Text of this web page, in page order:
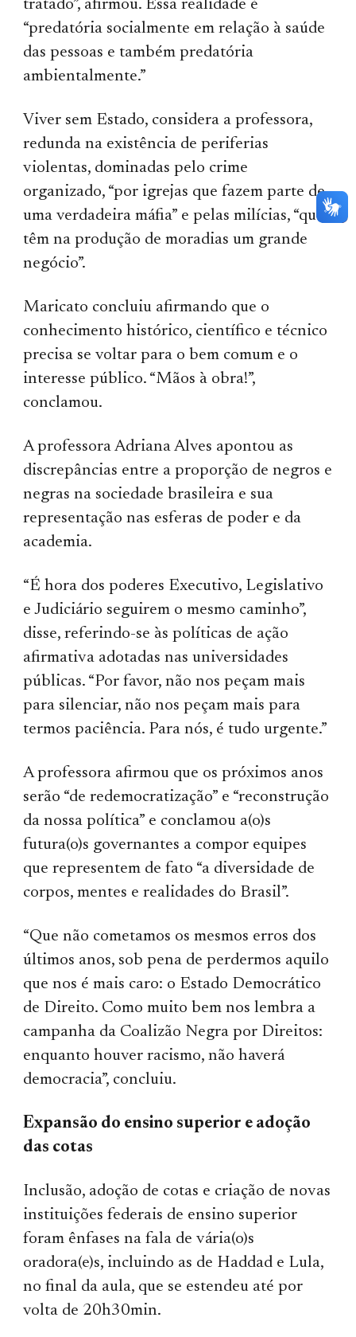
tratado”, afirmou. Essa realidade é
“predatória socialmente em relação à saúde
das pessoas e também predatória
ambientalmente.”
Viver sem Estado, considera a professora,
redunda na existência de periferias
violentas, dominadas pelo crime
organizado, “por igrejas que fazem parte de
uma verdadeira máfia” e pelas milícias, “que
têm na produção de moradias um grande
negócio”.
Maricato concluiu afirmando que o
conhecimento histórico, científico e técnico
precisa se voltar para o bem comum e o
interesse público. “Mãos à obra!”,
conclamou.
A professora Adriana Alves apontou as
discrepâncias entre a proporção de negros e
negras na sociedade brasileira e sua
representação nas esferas de poder e da
academia.
“É hora dos poderes Executivo, Legislativo
e Judiciário seguirem o mesmo caminho”,
disse, referindo-se às políticas de ação
afirmativa adotadas nas universidades
públicas. “Por favor, não nos peçam mais
para silenciar, não nos peçam mais para
termos paciência. Para nós, é tudo urgente.”
A professora afirmou que os próximos anos
serão “de redemocratização” e “reconstrução
da nossa política” e conclamou a(o)s
futura(o)s governantes a compor equipes
que representem de fato “a diversidade de
corpos, mentes e realidades do Brasil”.
“Que não cometamos os mesmos erros dos
últimos anos, sob pena de perdermos aquilo
que nos é mais caro: o Estado Democrático
de Direito. Como muito bem nos lembra a
campanha da Coalizão Negra por Direitos:
enquanto houver racismo, não haverá
democracia”, concluiu.
Expansão do ensino superior e adoção
das cotas
Inclusão, adoção de cotas e criação de novas
instituições federais de ensino superior
foram ênfases na fala de vária(o)s
oradora(e)s, incluindo as de Haddad e Lula,
no final da aula, que se estendeu até por
volta de 20h30min.